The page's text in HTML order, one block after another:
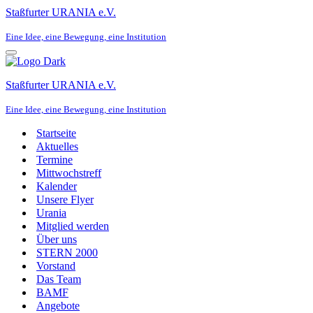
Staßfurter URANIA e.V.
Eine Idee, eine Bewegung, eine Institution
Navigationsmenü
Staßfurter URANIA e.V.
Eine Idee, eine Bewegung, eine Institution
Startseite
Aktuelles
Termine
Mittwochstreff
Kalender
Unsere Flyer
Urania
Mitglied werden
Über uns
STERN 2000
Vorstand
Das Team
BAMF
Angebote